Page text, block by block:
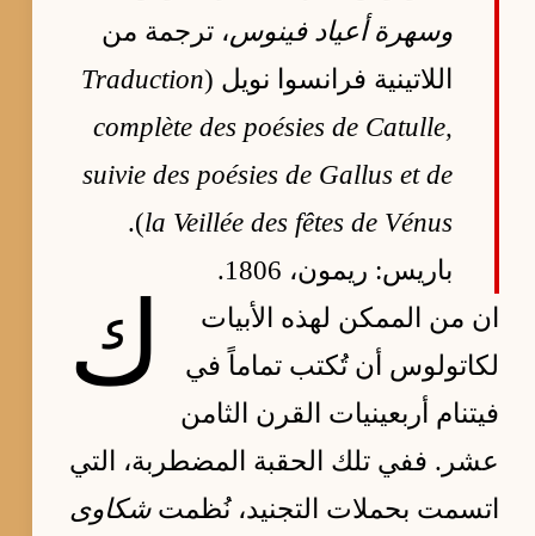
وسهرة أعياد فينوس، ترجمة من
اللاتينية فرانسوا نويل (Traduction
complète des poésies de Catulle,
suivie des poésies de Gallus et de
la Veillée des fêtes de Vénus
).
باريس: ريمون، 1806.
ك
ان من الممكن لهذه الأبيات
لكاتولوس أن تُكتب تماماً في
فيتنام أربعينيات القرن الثامن
عشر. ففي تلك الحقبة المضطربة، التي
اتسمت بحملات التجنيد، نُظمتشكاوى